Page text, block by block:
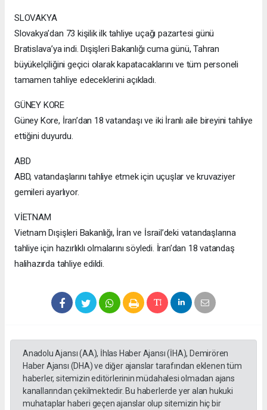
SLOVAKYA
Slovakya’dan 73 kişilik ilk tahliye uçağı pazartesi günü
Bratislava’ya indi. Dışişleri Bakanlığı cuma günü, Tahran
büyükelçiliğini geçici olarak kapatacaklarını ve tüm personeli
tamamen tahliye edeceklerini açıkladı.
GÜNEY KORE
Güney Kore, İran’dan 18 vatandaşı ve iki İranlı aile bireyini tahliye
ettiğini duyurdu.
ABD
ABD, vatandaşlarını tahliye etmek için uçuşlar ve kruvaziyer
gemileri ayarlıyor.
VİETNAM
Vietnam Dışişleri Bakanlığı, İran ve İsrail’deki vatandaşlarına
tahliye için hazırlıklı olmalarını söyledi. İran’dan 18 vatandaş
halihazırda tahliye edildi.
Anadolu Ajansı (AA), İhlas Haber Ajansı (İHA), Demirören
Haber Ajansı (DHA) ve diğer ajanslar tarafından eklenen tüm
haberler, sitemizin editörlerinin müdahalesi olmadan ajans
kanallarından çekilmektedir. Bu haberlerde yer alan hukuki
muhataplar haberi geçen ajanslar olup sitemizin hiç bir